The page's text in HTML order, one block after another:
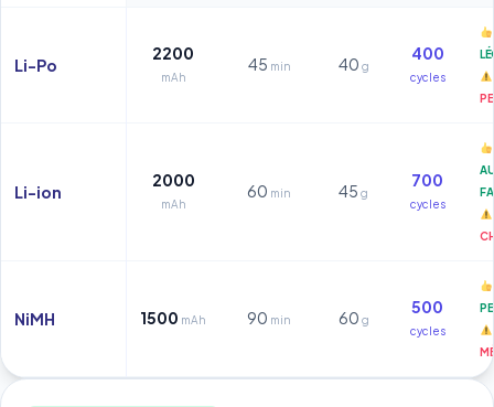
Li-Po
2200
mAh
45 min 40 g
400
cycles
Li-ion
2000
mAh
60 min 45 g
700
cycles
NiMH 1500 mAh 90 min 60 g
500
cycles